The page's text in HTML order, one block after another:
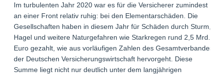
Im turbulenten Jahr 2020 war es für die Versicherer zumindest
an einer Front relativ ruhig: bei den Elementarschäden. Die
Gesellschaften haben in diesem Jahr für Schäden durch Sturm,
Hagel und weitere Naturgefahren wie Starkregen rund 2,5 Mrd.
Euro gezahlt, wie aus vorläufigen Zahlen des Gesamtverbandes
der Deutschen Versicherungswirtschaft hervorgeht. Diese
Summe liegt nicht nur deutlich unter dem langjährigen